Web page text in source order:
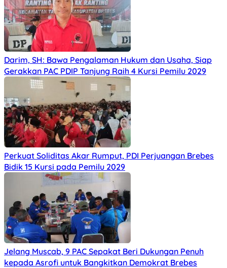
Darim, SH: Bawa Pengalaman Hukum dan Usaha, Siap
Gerakkan PAC PDIP Tanjung Raih 4 Kursi Pemilu 2029
Perkuat Soliditas Akar Rumput, PDI Perjuangan Brebes
Bidik 15 Kursi pada Pemilu 2029
Jelang Muscab, 9 PAC Sepakat Beri Dukungan Penuh
kepada Asrofi untuk Bangkitkan Demokrat Brebes